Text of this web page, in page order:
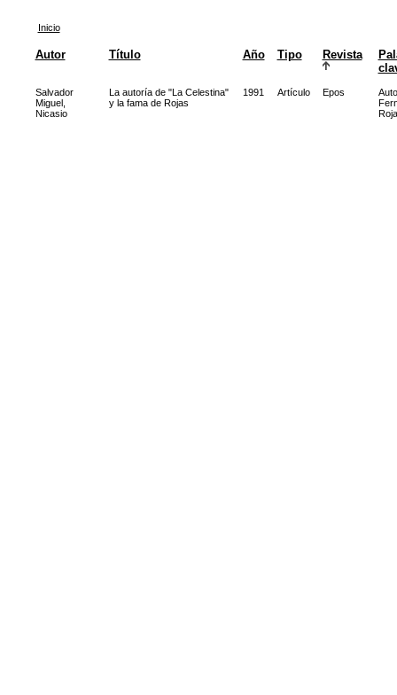
Inicio
Autor Título Año Tipo Revista
Salvador
Miguel,
Nicasio
La autoría de "La Celestina"
y la fama de Rojas
1991 Artículo Epos